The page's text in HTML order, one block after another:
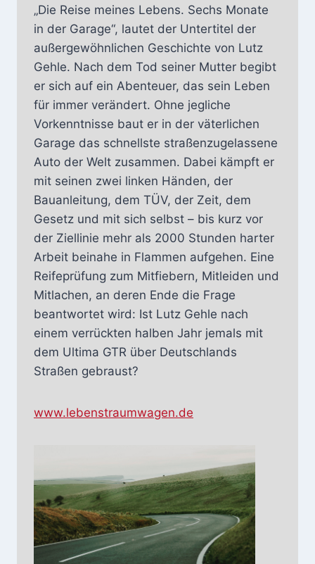
„Die Reise meines Lebens. Sechs Monate
in der Garage“, lautet der Untertitel der
außergewöhnlichen Geschichte von Lutz
Gehle. Nach dem Tod seiner Mutter begibt
er sich auf ein Abenteuer, das sein Leben
für immer verändert. Ohne jegliche
Vorkenntnisse baut er in der väterlichen
Garage das schnellste straßenzugelassene
Auto der Welt zusammen. Dabei kämpft er
mit seinen zwei linken Händen, der
Bauanleitung, dem TÜV, der Zeit, dem
Gesetz und mit sich selbst – bis kurz vor
der Ziellinie mehr als 2000 Stunden harter
Arbeit beinahe in Flammen aufgehen. Eine
Reifeprüfung zum Mitfiebern, Mitleiden und
Mitlachen, an deren Ende die Frage
beantwortet wird: Ist Lutz Gehle nach
einem verrückten halben Jahr jemals mit
dem Ultima GTR über Deutschlands
Straßen gebraust?
www.lebenstraumwagen.de